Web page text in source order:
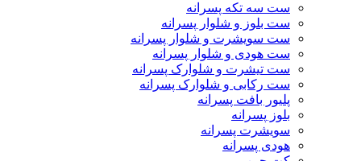
ست سه تکه پسرانه
ست بلوز و شلوار پسرانه
ست سویشرت و شلوار پسرانه
ست هودی و شلوار پسرانه
ست تیشرت و شلوارک پسرانه
ست رکابی و شلوارک پسرانه
پلیور بافت پسرانه
بلوز پسرانه
سویشرت پسرانه
هودی پسرانه